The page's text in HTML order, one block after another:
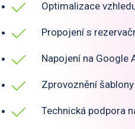
Optimalizace
Propojení s
Napojení na Google
Zprovoznění
Technická podpora